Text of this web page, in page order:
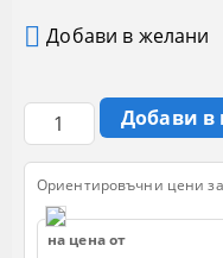
Добави в желани
Ориентировъчни цени за
на цена от